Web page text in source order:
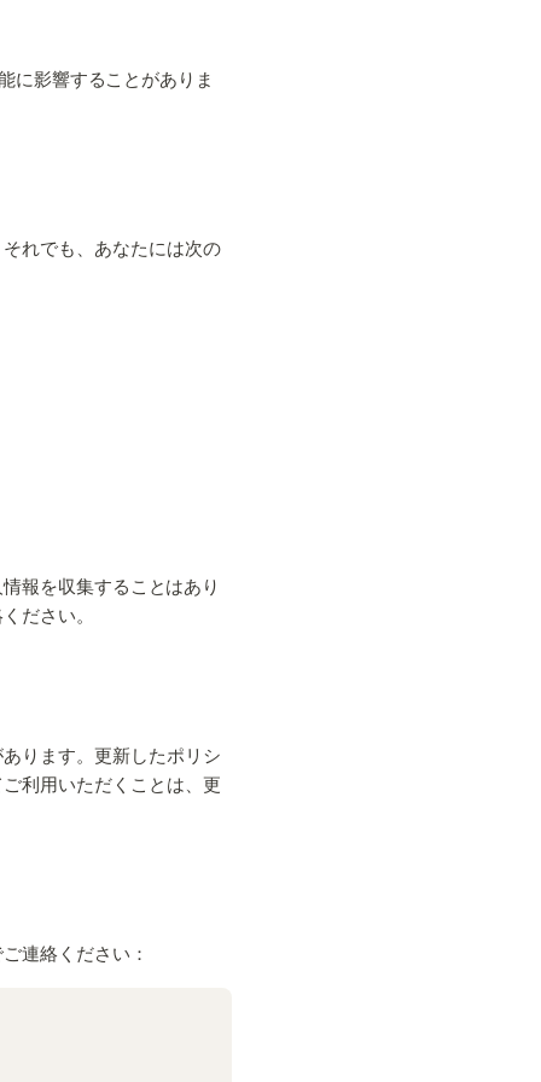
に影響することがありま
れでも、あなたには次の
報を収集することはあり
ださい。
ります。更新したポリシ
利用いただくことは、更
連絡ください：